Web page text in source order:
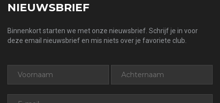
NIEUWSBRIEF
Binnenkort starten we met onze nieuwsbrief. Schrijf je in voor
deze email nieuwsbrief en mis niets over je favoriete club.